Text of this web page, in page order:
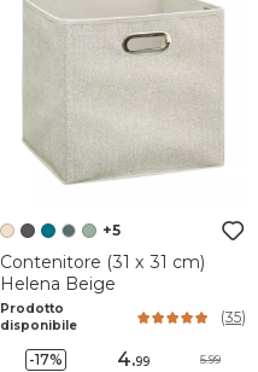
+5
Contenitore (31 x 31 cm)
Helena Beige
Prodotto
disponibile
(35)
-17% 4.99 5.99